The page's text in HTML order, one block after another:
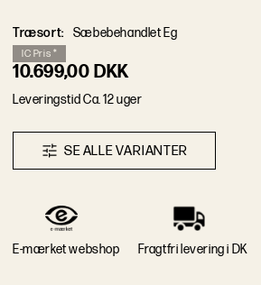
10.699,00 DKK
IC Pris *
Leveringstid Ca. 12 uger
SEALLEVAR ANTER
Træsort: Sæbebehandlet Eg
E-mærket webshop Fragtfri levering i DK